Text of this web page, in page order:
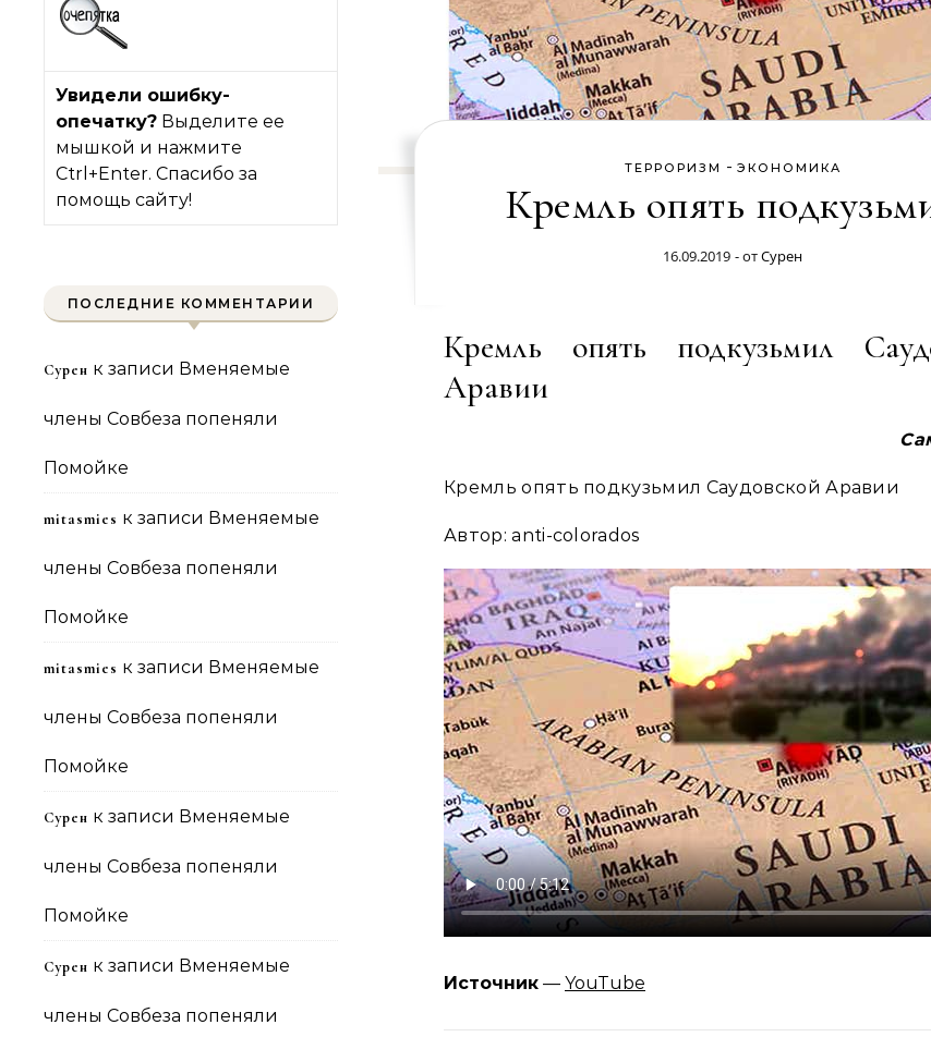
Увидели ошибку-
опечатку? Выделите ее
мышкой и нажмите
Ctrl+Enter. Спасибо за
помощь сайту!
ПОСЛЕДНИЕ КОММЕНТАРИИ
Сурен к записи Вменяемые
члены Совбеза попеняли
Помойке
mitasmies к записи Вменяемые
члены Совбеза попеняли
Помойке
mitasmies к записи Вменяемые
члены Совбеза попеняли
Помойке
Сурен к записи Вменяемые
члены Совбеза попеняли
Помойке
Сурен к записи Вменяемые
члены Совбеза попеняли
ТЕРРОРИЗМ - ЭКОНОМИКА
Кремль опять
16.09.2019 - отСурен
Кремль опять подкузьмил
Аравии
Кремль опять подкузьмил Саудовской Аравии
Автор: anti-colorados
Источник — YouTube